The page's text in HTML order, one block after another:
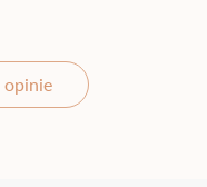
opinie